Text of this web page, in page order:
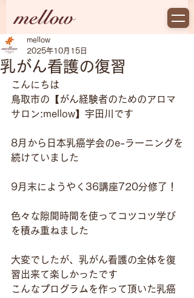
乳がん看護の復習
mellow
2025年10月15日
こんにちは
鳥取市の【がん経験者のためのアロマ
サロン:mellow】宇田川です
8月から日本乳癌学会のe-ラーニングを
続けていました
9月末にようやく36講座720分修了！
色々な隙間時間を使ってコツコツ学び
を積み重ねました
大変でしたが、乳がん看護の全体を復
習出来て楽しかったです
こんなプログラムを作って頂いた乳癌